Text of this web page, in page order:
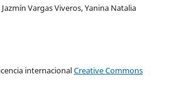
Vargas Viveros, Yanina Natalia
internacionalCreative Commons